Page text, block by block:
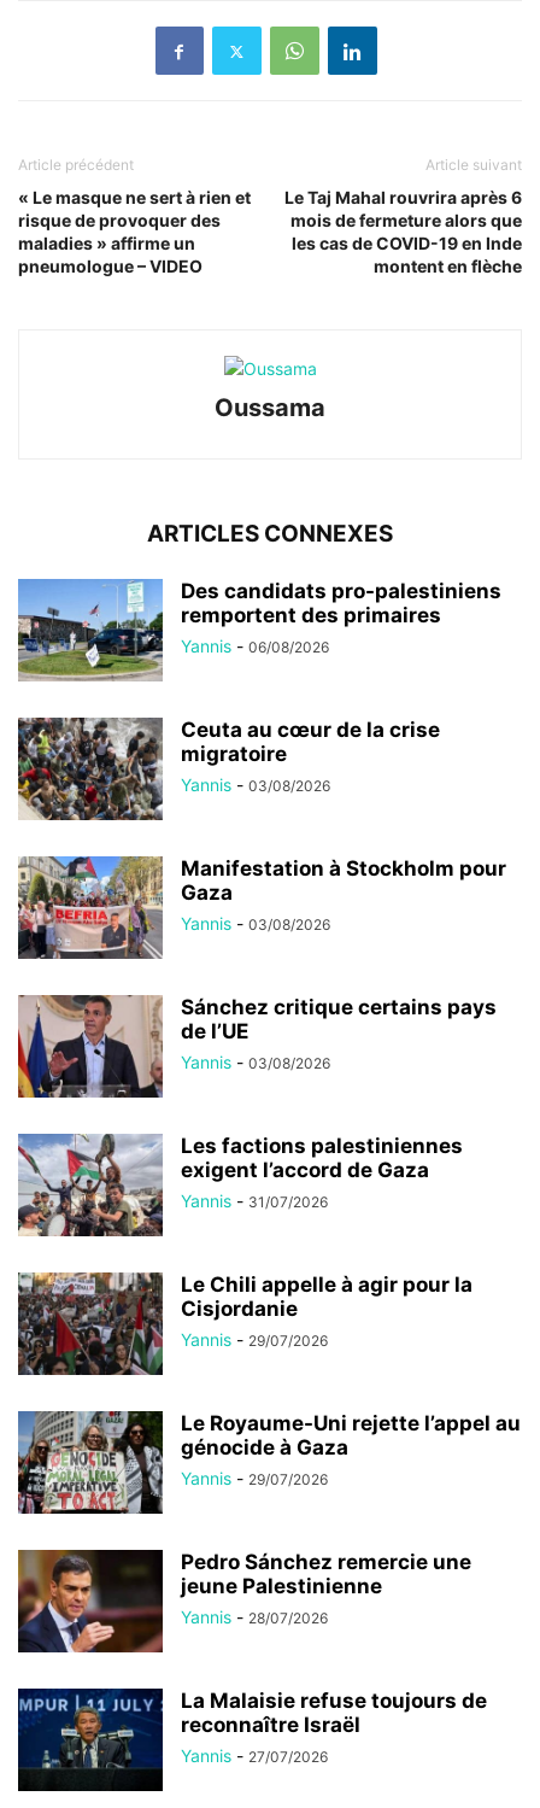
Article précédent
« Le masque ne sert à rien et
risque de provoquer des
maladies » affirme un
pneumologue – VIDEO
Article suivant
Le Taj Mahal rouvrira après 6
mois de fermeture alors que
les cas de COVID-19 en Inde
montent en flèche
Oussama
ARTICLES CONNEXES
Des candidats pro-palestiniens
remportent des primaires
Yannis - 06/08/2026
Ceuta au cœur de la crise
migratoire
Yannis - 03/08/2026
Manifestation à Stockholm pour
Gaza
Yannis - 03/08/2026
Sánchez critique certains pays
de l’UE
Yannis - 03/08/2026
Les factions palestiniennes
exigent l’accord de Gaza
Yannis - 31/07/2026
Le Chili appelle à agir pour la
Cisjordanie
Yannis - 29/07/2026
Le Royaume-Uni rejette l’appel au
génocide à Gaza
Yannis - 29/07/2026
Pedro Sánchez remercie une
jeune Palestinienne
Yannis - 28/07/2026
La Malaisie refuse toujours de
reconnaître Israël
Yannis - 27/07/2026